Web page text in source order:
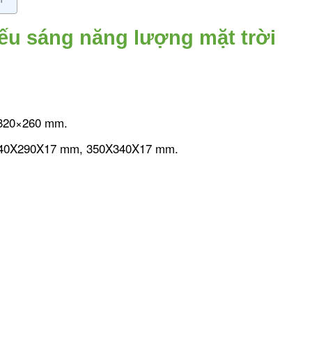
sáng năng lượng mặt trời
mm.
mm, 350X340X17 mm.